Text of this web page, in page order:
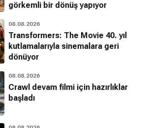
görkemli bir dönüş yapıyor
08.08.2026
Transformers: The Movie 40. yıl
kutlamalarıyla sinemalara geri
dönüyor
08.08.2026
Crawl devam filmi için hazırlıklar
başladı